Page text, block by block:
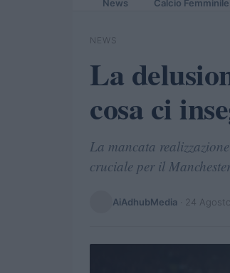
News Calcio Femminile
NEWS
La
cosa ci
La mancata
cruciale per il
AiAdhubMedia 24